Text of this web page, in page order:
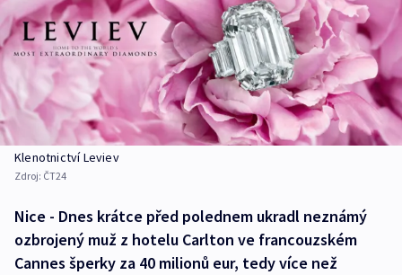
Klenotnictví Leviev
Zdroj: ČT24
Nice - Dnes krátce před polednem ukradl neznámý
ozbrojený muž z hotelu Carlton ve francouzském
Cannes šperky za 40 milionů eur, tedy více než